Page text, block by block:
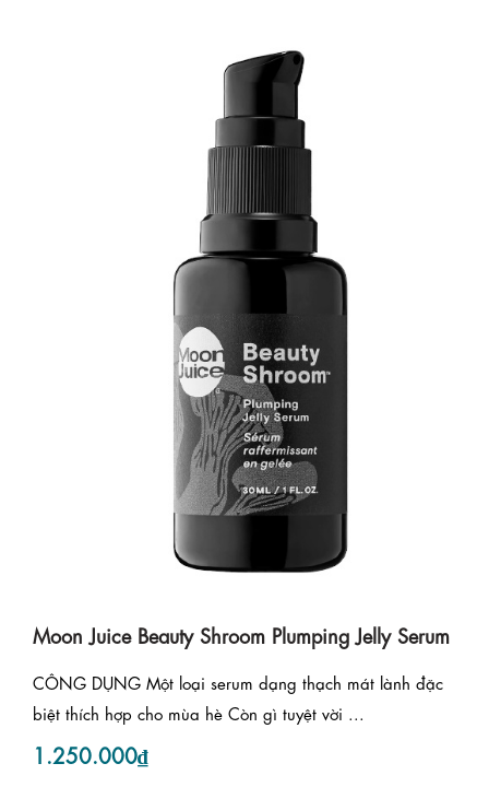
Moon Juice Beauty Shroom Plumping Jelly Serum
CÔNG DỤNG Một loại serum dạng thạch mát lành đặc
biệt thích hợp cho mùa hè Còn gì tuyệt vời ...
1.250.000₫